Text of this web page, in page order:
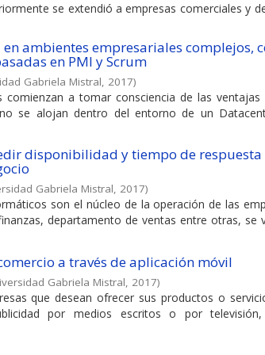
se extendió a empresas comerciales y
en ambientes empresariales complejos,
en PMI y Scrum
Gabriela Mistral, 2017)
a tomar consciencia de las
se alojan dentro del entorno de un
disponibilidad y tiempo de respuesta
Gabriela Mistral, 2017)
son el núcleo de la operación de las
departamento de ventas entre otras, se
a través de aplicación móvil
Gabriela Mistral, 2017)
que desean ofrecer sus productos o
por medios escritos o por televisión,